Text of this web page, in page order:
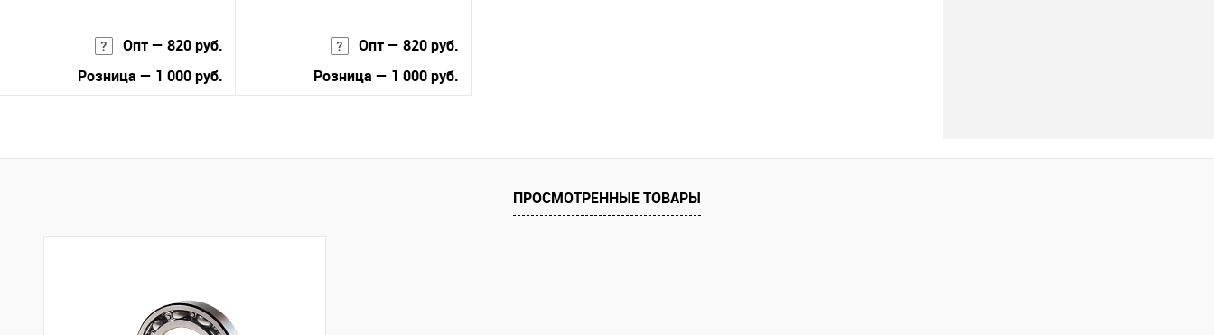
Опт — 820 руб.
Розница — 1 000 руб.
Опт — 820 руб.
Розница — 1 000 руб.
ПРОСМОТРЕННЫЕ ТОВАРЫ